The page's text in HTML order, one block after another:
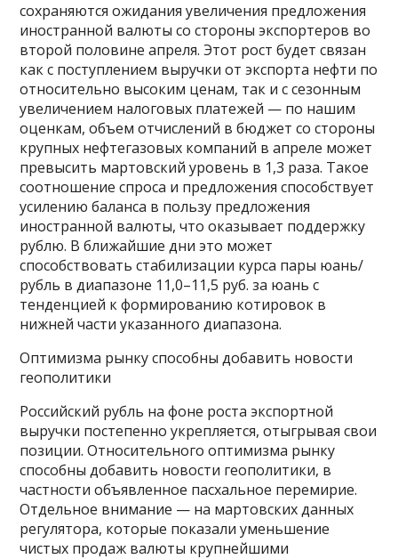
сохраняются ожидания увеличения предложения
иностранной валюты со стороны экспортеров во
второй половине апреля. Этот рост будет связан
как с поступлением выручки от экспорта нефти по
относительно высоким ценам, так и с сезонным
увеличением налоговых платежей — по нашим
оценкам, объем отчислений в бюджет со стороны
крупных нефтегазовых компаний в апреле может
превысить мартовский уровень в 1,3 раза. Такое
соотношение спроса и предложения способствует
усилению баланса в пользу предложения
иностранной валюты, что оказывает поддержку
рублю. В ближайшие дни это может
способствовать стабилизации курса пары юань/
рубль в диапазоне 11,0–11,5 руб. за юань с
тенденцией к формированию котировок в
нижней части указанного диапазона.
Оптимизма рынку способны добавить новости
геополитики
Российский рубль на фоне роста экспортной
выручки постепенно укрепляется, отыгрывая свои
позиции. Относительного оптимизма рынку
способны добавить новости геополитики, в
частности объявленное пасхальное перемирие.
Отдельное внимание — на мартовских данных
регулятора, которые показали уменьшение
чистых продаж валюты крупнейшими